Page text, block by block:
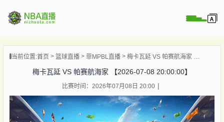
播当前位置:首页 篮球直播 菲MPBL直播 梅卡瓦延 VS 帕赛航海家 【2026-07-08 20:00:00】
梅卡瓦延 VS 帕赛航海家 【2026-07-08 20:00:00】
比赛时间：2026年07月08日 20:00